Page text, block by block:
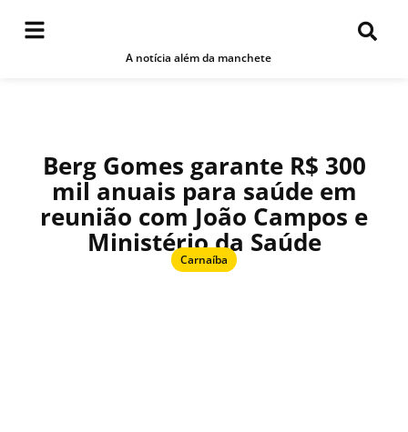
A notícia além da manchete
Berg Gomes garante R$ 300
mil anuais para saúde em
reunião com João Campos e
Ministério da Saúde
Carnaíba